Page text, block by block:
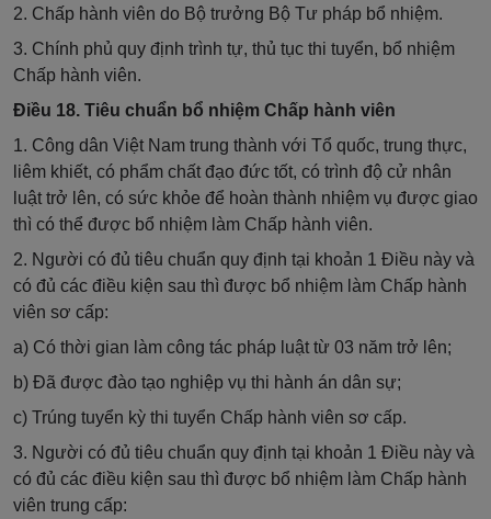
2. Chấp hành viên do Bộ trưởng Bộ Tư pháp bổ nhiệm.
3. Chính phủ quy định trình tự, thủ tục thi tuyển, bổ nhiệm
Chấp hành viên.
Điều 18. Tiêu chuẩn bổ nhiệm Chấp hành viên
1. Công dân Việt Nam trung thành với Tổ quốc, trung thực,
liêm khiết, có phẩm chất đạo đức tốt, có trình độ cử nhân
luật trở lên, có sức khỏe để hoàn thành nhiệm vụ được giao
thì có thể được bổ nhiệm làm Chấp hành viên.
2. Người có đủ tiêu chuẩn quy định tại khoản 1 Điều này và
có đủ các điều kiện sau thì được bổ nhiệm làm Chấp hành
viên sơ cấp:
a) Có thời gian làm công tác pháp luật từ 03 năm trở lên;
b) Đã được đào tạo nghiệp vụ thi hành án dân sự;
c) Trúng tuyển kỳ thi tuyển Chấp hành viên sơ cấp.
3. Người có đủ tiêu chuẩn quy định tại khoản 1 Điều này và
có đủ các điều kiện sau thì được bổ nhiệm làm Chấp hành
viên trung cấp: